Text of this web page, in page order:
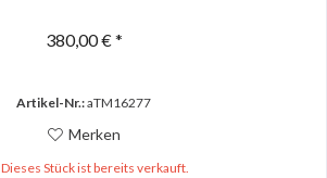
380,00 € *
Artikel-Nr.:aTM16277
Merken
Dieses Stück ist bereits verkauft.